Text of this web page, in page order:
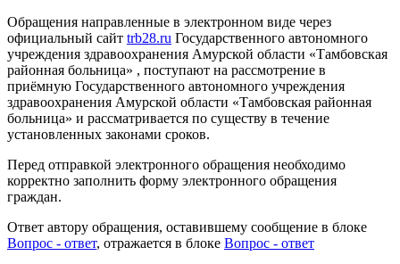
Обращения направленные в электронном виде через
официальный сайт trb28.ru Государственного автономного
учреждения здравоохранения Амурской области «Тамбовская
районная больница» , поступают на рассмотрение в
приёмную Государственного автономного учреждения
здравоохранения Амурской области «Тамбовская районная
больница» и рассматривается по существу в течение
установленных законами сроков.
Перед отправкой электронного обращения необходимо
корректно заполнить форму электронного обращения
граждан.
Ответ автору обращения, оставившему сообщение в блоке
Вопрос - ответ, отражается в блоке Вопрос - ответ